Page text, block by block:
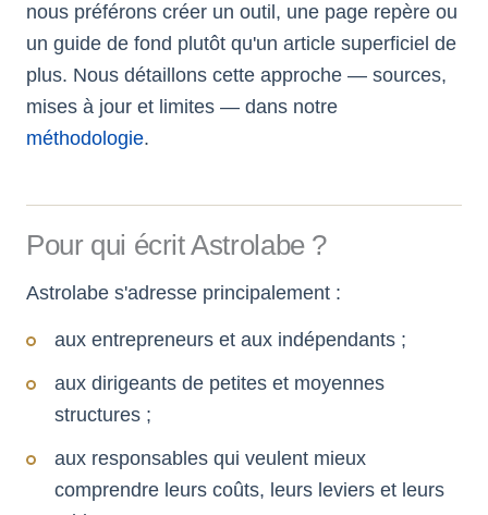
nous préférons créer un outil, une page repère ou
un guide de fond plutôt qu'un article superficiel de
plus. Nous détaillons cette approche — sources,
mises à jour et limites — dans notre
méthodologie.
Pour qui écrit Astrolabe ?
Astrolabe s'adresse principalement :
aux entrepreneurs et aux indépendants ;
aux dirigeants de petites et moyennes
structures ;
aux responsables qui veulent mieux
comprendre leurs coûts, leurs leviers et leurs